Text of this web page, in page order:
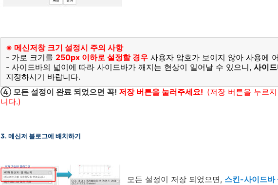
※ 메신저창 크기 설정시 주의 사항
- 가로 크기를 250px 이하로 설정할 경우 사용자 암호가 보이지 않아 사용에
- 사이드바의 넓이에 따라 사이드바가 깨지는 현상이 일어날 수 있으니, 사이
지정하시기 바랍니다.
④ 모든 설정이 완료 되었으면 꼭! 저장 버튼을 눌러주세요! (저장 버튼을 누르
니다.)
3. 메신저 블로그에 배치하기
모든 설정이 저장 되었으면, 스킨-사이드바